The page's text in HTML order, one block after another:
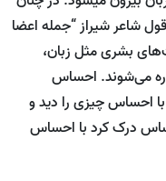
شاعر شیراز “جمله اعضا
بشری مثل زبان،
می‌شوند. احساس
با احساس چیزی را دید و
درک کرد با احساس